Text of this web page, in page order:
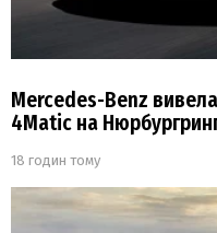
Mercedes-Benz
4Matic на
18 годин тому